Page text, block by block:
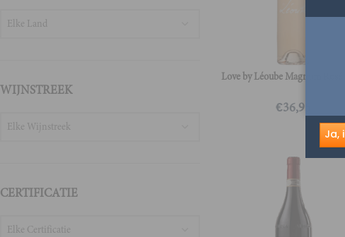
Elke Land
WIJNSTREEK
Elke Wijnstreek
CERTIFICATIE
Elke Certificatie
Love by Léoube Magnum Rosé
€36,95
Ja,